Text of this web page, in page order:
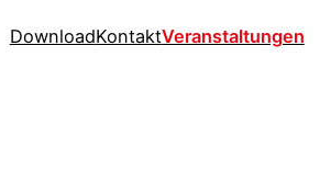
DownloadKontaktVeranstaltungen